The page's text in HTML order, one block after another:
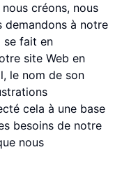
créons, nous
demandons à notre
se fait en
site Web en
le nom de son
cela à une base
besoins de notre
nous